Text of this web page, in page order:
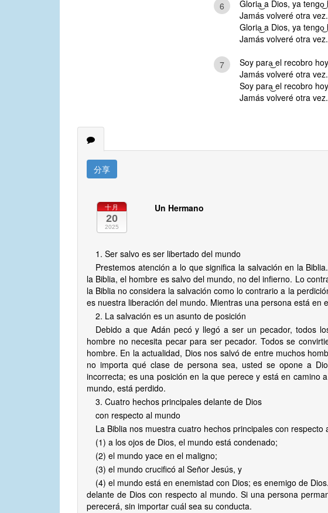
6
Gloria͜ a Dios, ya tengo͜
Jamás volveré otra vez.
Gloria͜ a Dios, ya tengo͜
Jamás volveré otra vez.
7
Soy para͜ el recobro
Jamás volveré otra vez.
Soy para͜ el recobro
Jamás volveré otra vez.
分享
十月
20
2025
Un Hermano
1. Ser salvo es ser libertado del mundo
Prestemos atención a lo que significa la salvación en la
la Biblia, el hombre es salvo del mundo, no del infierno. Lo
la Biblia no considera la salvación como lo contrario a la
es nuestra liberación del mundo. Mientras una persona está en
2. La salvación es un asunto de posición
Debido a que Adán pecó y llegó a ser un pecador, todos
hombre no necesita pecar para ser pecador. Todos se
hombre. En la actualidad, Dios nos salvó de entre muchos
no importa qué clase de persona sea, usted se opone a
incorrecta; es una posición en la que perece y está en camino
mundo, está perdido.
3. Cuatro hechos principales delante de Dios
con respecto al mundo
La Biblia nos muestra cuatro hechos principales con respecto
(1) a los ojos de Dios, el mundo está condenado;
(2) el mundo yace en el maligno;
(3) el mundo crucificó al Señor Jesús, y
(4) el mundo está en enemistad con Dios; es enemigo de
delante de Dios con respecto al mundo. Si una persona
perecerá, sin importar cuál sea su conducta.